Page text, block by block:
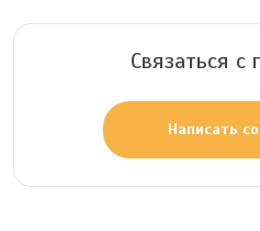
Связаться с
Написать